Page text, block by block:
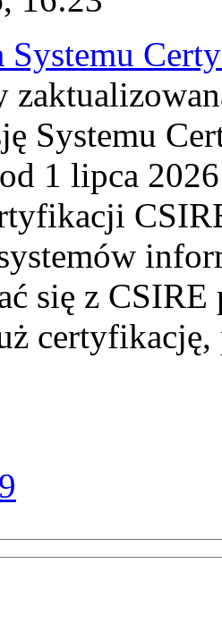
Systemu
Systemu
1 lipca
się z